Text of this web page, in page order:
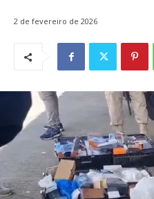
2 de fevereiro de 2026